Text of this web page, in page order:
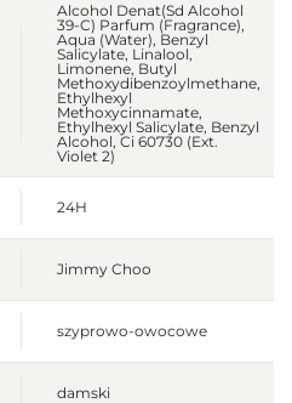
Alcohol Denat(Sd Alcohol
39-C) Parfum (Fragrance),
Aqua (Water), Benzyl
Salicylate, Linalool,
Limonene, Butyl
Methoxydibenzoylmethane,
Ethylhexyl
Methoxycinnamate,
Ethylhexyl Salicylate, Benzyl
Alcohol, Ci 60730 (Ext.
Violet 2)
24H
Jimmy Choo
szyprowo-owocowe
damski